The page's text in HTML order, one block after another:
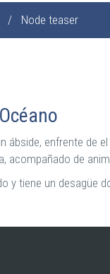
/ Node teaser
ábside, enfrente de
acompañado de
y tiene un desagüe